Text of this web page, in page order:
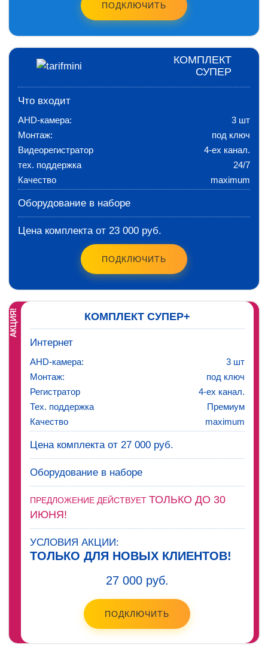
ПОДКЛЮЧИТЬ
КОМПЛЕКТ
СУПЕР
Что входит
AHD-камера:
3 шт
Монтаж:
под ключ
Видеорегистратор
4-ех канал.
тех. поддержка
24/7
Качество
maximum
Оборудование в наборе
Цена комплекта от 23 000 руб.
ПОДКЛЮЧИТЬ
АКЦИЯ! КОМПЛЕКТ СУПЕР+
Интернет
AHD-камера:
3 шт
Монтаж:
под ключ
Регистратор
4-ех канал.
Тех. поддержка
Премиум
Качество
maximum
Цена комплекта от 27 000 руб.
Оборудование в наборе
ПРЕДЛОЖЕНИЕ ДЕЙСТВУЕТ ТОЛЬКО ДО 30
ИЮНЯ!
УСЛОВИЯ АКЦИИ:
ТОЛЬКО ДЛЯ НОВЫХ КЛИЕНТОВ!
27 000 руб.
ПОДКЛЮЧИТЬ